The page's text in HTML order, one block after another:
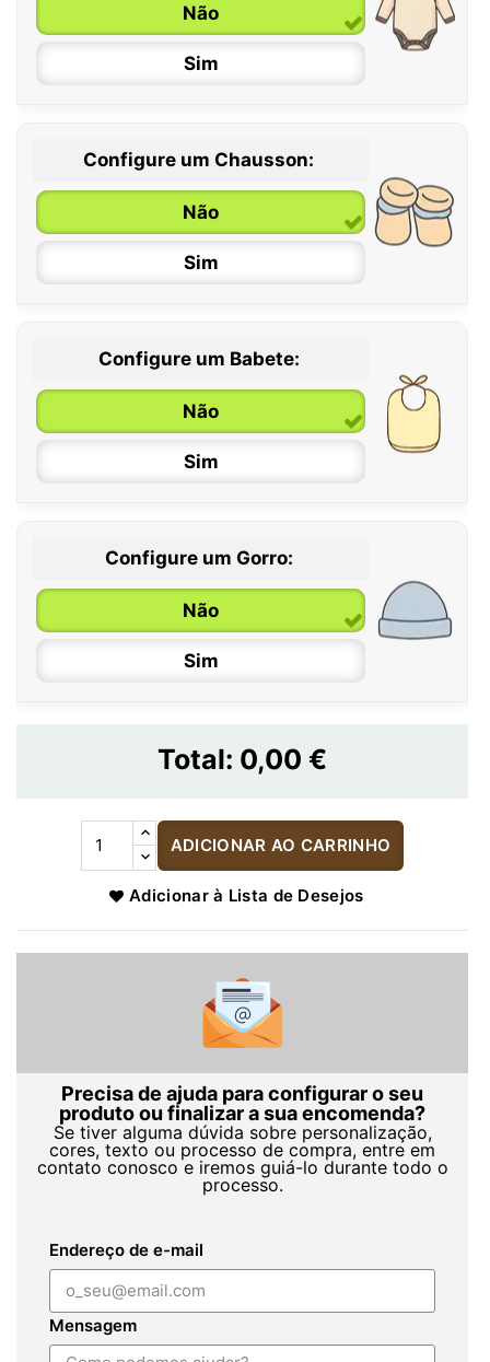
Não
Sim
0 / 6 meses
6 / 12 meses
12 / 18 meses
Configure um Chausson:
Não
Sim
Configure um Babete:
Não
Sim
Configure um Gorro:
Não
Sim
Total: 0,00 €
ADICIONAR AO CARRINHO
Adicionar à Lista de Desejos
Precisa de ajuda para configurar o seu
produto ou finalizar a sua encomenda?
Se tiver alguma dúvida sobre personalização,
cores, texto ou processo de compra, entre em
contato conosco e iremos guiá-lo durante todo o
processo.
Endereço de e-mail
Mensagem